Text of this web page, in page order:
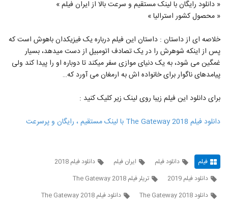
« دانلود رایگان با لینک مستقیم و سرعت بالا از ایران فیلم »
« محصول کشور استرالیا »
خلاصه ای از داستان : داستان این فیلم درباره یک فیزیکدان باهوش است که
پس از اینکه شوهرش را در یک تصادف اتومبیل از دست میدهد، بسیار
غمگین می شود، به یک دنیای موازی سفر میکند تا دوباره او را پیدا کند ولی
پیامدهای ناگوار برای خانواده اش به ارمغان می آورد که…
برای دانلود این فیلم زیبا روی لینک زیر کلیک کنید :
دانلود فیلم The Gateway 2018 با لینک مستقیم ، رایگان و پرسرعت
فیلم دانلود فیلم ایران فیلم
دانلود فیلم 2018
دانلود فیلم 2019
تریلر فیلم The Gateway 2018
دانلود The Gateway 2018
دانلود فیلم The Gateway 2018